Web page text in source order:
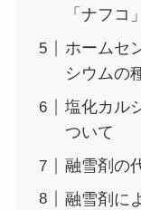
「ナフコ
ホームセ
シウムの
塩化カル
ついて
融雪剤の
融雪剤に